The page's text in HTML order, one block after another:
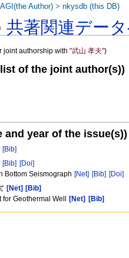
共著関連デー
joint authorship with"武山 孝夫")
list of the joint author(s))
and year of the issue(s))
[Bib]
[Bib] [Doi]
Bottom Seismograph [Net] [Bib] [Doi]
[Net] [Bib]
Geothermal Well
[Net] [Bib]
Author) >nkysdb (this DB)